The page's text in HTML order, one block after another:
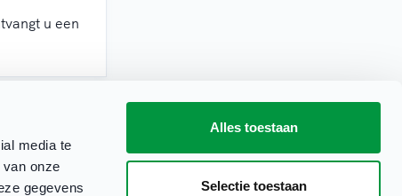
media te
onze
gegevens
Alles toestaan
Selectie toestaan
u een